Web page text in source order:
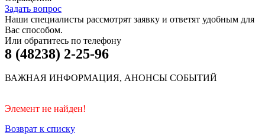
Задать вопрос
Наши специалисты рассмотрят заявку и ответят удобным для
Вас способом.
Или обратитесь по телефону
8 (48238) 2-25-96
ВАЖНАЯ ИНФОРМАЦИЯ, АНОНСЫ СОБЫТИЙ
Элемент не найден!
Возврат к списку